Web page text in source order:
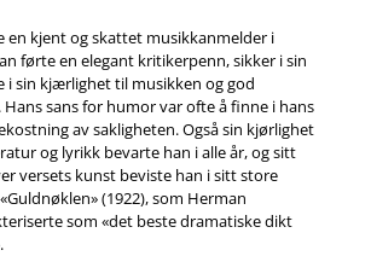
en kjent og skattet musikkanmelder i
førte en elegant kritikerpenn, sikker i sin
i sin kjærlighet til musikken og god
sans for humor var ofte å finne i hans
av sakligheten. Også sin kjørlighet
og lyrikk bevarte han i alle år, og sitt
versets kunst beviste han i sitt store
(1922), som Herman
som «det beste dramatiske dikt